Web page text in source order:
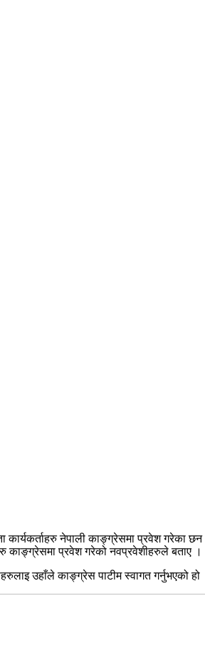
कार्यकर्ताहरु नेपाली काङ्ग्रेसमा प्रवेश
काङ्ग्रेसमा प्रवेश गरेको नवप्रवेशीहरुले बताए ।
उहाँले काङ्ग्रेस पाटीम स्वागत गर्नुभएको हो